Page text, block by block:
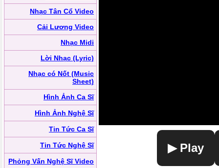
Nhạc Tân Cổ Video
Cải Lương Video
Nhạc Midi
Lời Nhạc (Lyric)
Nhạc có Nốt (Music
Sheet)
Hình Ảnh Ca Sĩ
Hình Ảnh Nghệ Sĩ
Tin Tức Ca Sĩ
Tin Tức Nghệ Sĩ
Phỏng Vấn Nghệ Sĩ Video
▶ Play